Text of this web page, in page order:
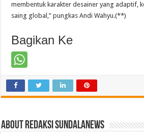
membentuk karakter desainer yang adaptif,
saing global,” pungkas Andi Wahyu.(**)
Bagikan Ke
About Redaksi Sundalanews